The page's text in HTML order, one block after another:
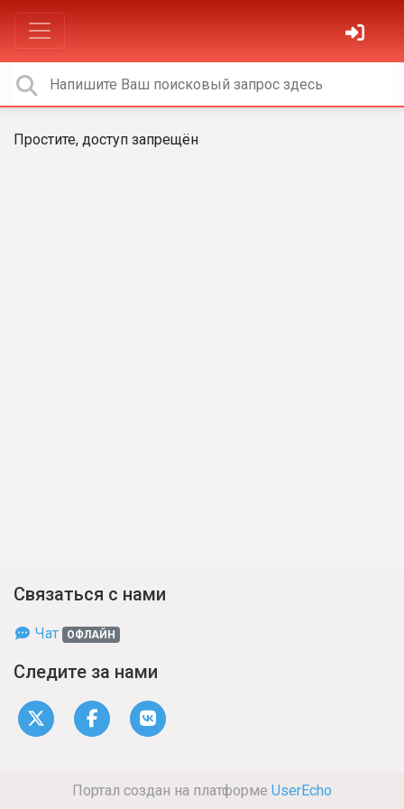
Простите, доступ запрещён
Связаться с нами
Чат ОФЛАЙН
Следите за нами
Портал создан на платформе UserEcho